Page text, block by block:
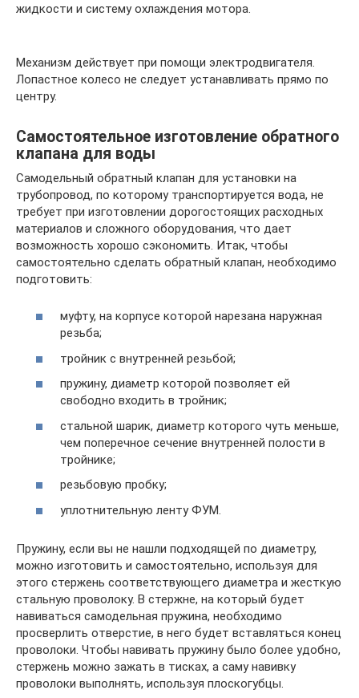
жидкости и систему охлаждения мотора.
Механизм действует при помощи электродвигателя.
Лопастное колесо не следует устанавливать прямо по
центру.
Самостоятельное изготовление обратного
клапана для воды
Самодельный обратный клапан для установки на
трубопровод, по которому транспортируется вода, не
требует при изготовлении дорогостоящих расходных
материалов и сложного оборудования, что дает
возможность хорошо сэкономить. Итак, чтобы
самостоятельно сделать обратный клапан, необходимо
подготовить:
муфту, на корпусе которой нарезана наружная
резьба;
тройник с внутренней резьбой;
пружину, диаметр которой позволяет ей
свободно входить в тройник;
стальной шарик, диаметр которого чуть меньше,
чем поперечное сечение внутренней полости в
тройнике;
резьбовую пробку;
уплотнительную ленту ФУМ.
Пружину, если вы не нашли подходящей по диаметру,
можно изготовить и самостоятельно, используя для
этого стержень соответствующего диаметра и жесткую
стальную проволоку. В стержне, на который будет
навиваться самодельная пружина, необходимо
просверлить отверстие, в него будет вставляться конец
проволоки. Чтобы навивать пружину было более удобно,
стержень можно зажать в тисках, а саму навивку
проволоки выполнять, используя плоскогубцы.